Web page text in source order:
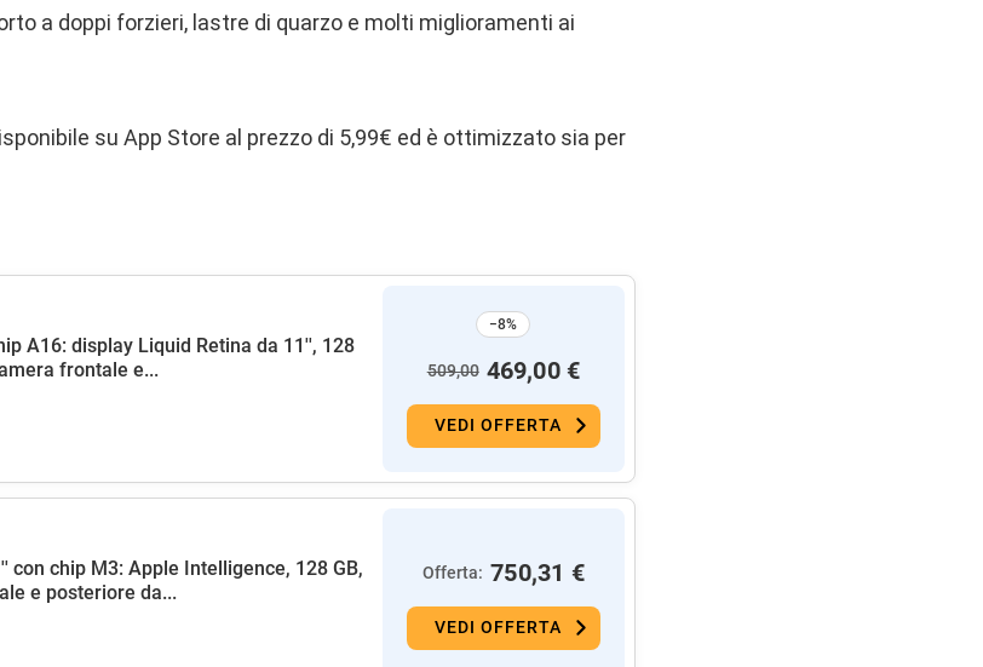
a doppi forzieri, lastre di quarzo e molti miglioramenti ai
su App Store al prezzo di 5,99€ ed è ottimizzato sia per
A16: display Liquid Retina da 11'', 128
frontale e...
−8%
509,00 469,00 €
VEDI OFFERTA
con chip M3: Apple Intelligence, 128 GB,
e posteriore da...
Offerta: 750,31 €
VEDI OFFERTA